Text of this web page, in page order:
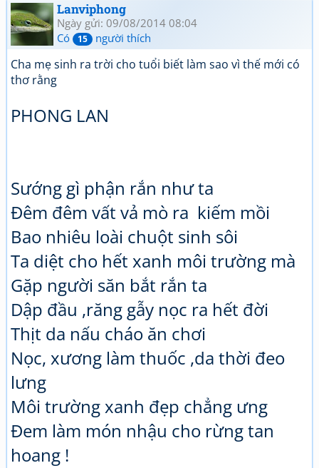
Lanviphong
Ngày gửi: 09/08/2014 08:04
Có
15 người thích
Cha mẹ sinh ra trời cho tuổi biết làm sao vì thế mới có
thơ rằng
PHONG LAN
Sướng gì phận rắn như ta
Đêm đêm vất vả mò ra kiếm mồi
Bao nhiêu loài chuột sinh sôi
Ta diệt cho hết xanh môi trường mà
Gặp người săn bắt rắn ta
Dập đầu ,răng gẫy nọc ra hết đời
Thịt da nấu cháo ăn chơi
Nọc, xương làm thuốc ,da thời đeo
lưng
Môi trường xanh đẹp chẳng ưng
Đem làm món nhậu cho rừng tan
hoang !